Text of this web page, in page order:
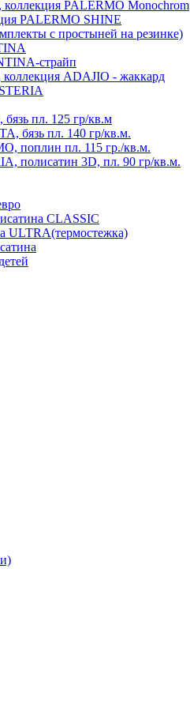
PALERMO Monochrom
PALERMO SHINE
с простыней на резинке)
страйп
ADAJIO - жаккард
пл. 125 гр/кв.м
бязь пл. 140 гр/кв.м.
поплин пл. 115 гр./кв.м.
полисатин 3D, пл. 90 гр/кв.м.
CLASSIC
ULTRA(термостежка)